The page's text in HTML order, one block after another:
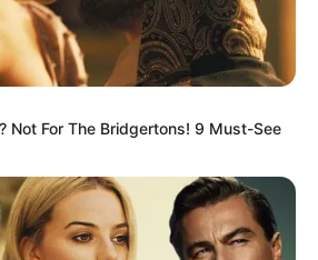
mennyit keres havonta
Not For The Bridgertons! 9 Must-See